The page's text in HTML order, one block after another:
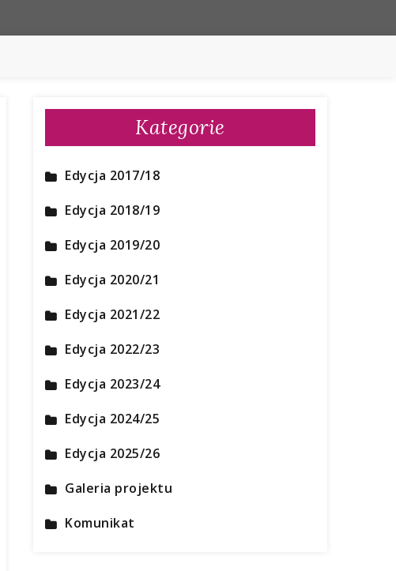
Kategorie
Edycja 2017/18
Edycja 2018/19
Edycja 2019/20
Edycja 2020/21
Edycja 2021/22
Edycja 2022/23
Edycja 2023/24
Edycja 2024/25
Edycja 2025/26
Galeria projektu
Komunikat